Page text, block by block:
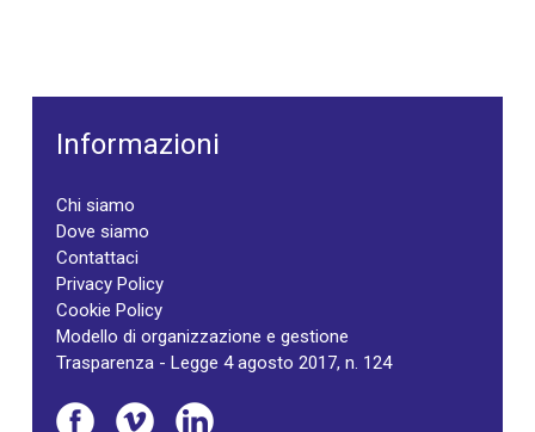
Informazioni
Chi siamo
Dove siamo
Contattaci
Privacy Policy
Cookie Policy
Modello di organizzazione e gestione
Trasparenza - Legge 4 agosto 2017, n. 124